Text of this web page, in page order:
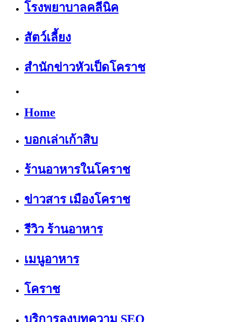
โรงพยาบาลคลีนิค
สัตว์เลี้ยง
สำนักข่าวหัวเป็ดโคราช
Home
บอกเล่าเก้าสิบ
ร้านอาหารในโคราช
ข่าวสาร เมืองโคราช
รีวิว ร้านอาหาร
เมนูอาหาร
โคราช
บริการลงบทความ SEO